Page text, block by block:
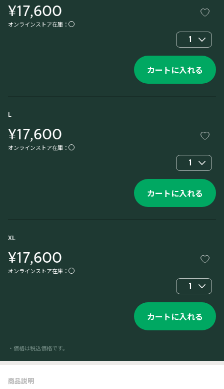
¥17,600
オンラインストア在庫：
1
カートに入れる
L
¥17,600
オンラインストア在庫：
1
カートに入れる
XL
¥17,600
オンラインストア在庫：
1
カートに入れる
・価格は税込価格です。
商品説明